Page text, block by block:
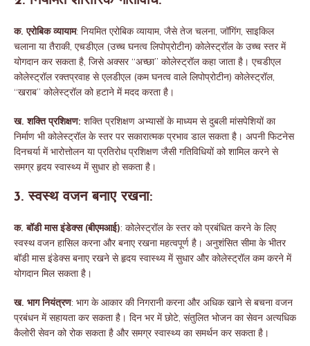
क. एरोबिक व्यायाम: नियमित एरोबिक व्यायाम, जैसे तेज चलना, जॉगिंग, साइकिल
चलाना या तैराकी, एचडीएल (उच्च घनत्व लिपोप्रोटीन) कोलेस्ट्रॉल के उच्च स्तर में
योगदान कर सकता है, जिसे अक्सर “अच्छा” कोलेस्ट्रॉल कहा जाता है। एचडीएल
कोलेस्ट्रॉल रक्तप्रवाह से एलडीएल (कम घनत्व वाले लिपोप्रोटीन) कोलेस्ट्रॉल,
“खराब” कोलेस्ट्रॉल को हटाने में मदद करता है।
ख. शक्ति प्रशिक्षण: शक्ति प्रशिक्षण अभ्यासों के माध्यम से दुबली मांसपेशियों का
निर्माण भी कोलेस्ट्रॉल के स्तर पर सकारात्मक प्रभाव डाल सकता है। अपनी फिटनेस
दिनचर्या में भारोत्तोलन या प्रतिरोध प्रशिक्षण जैसी गतिविधियों को शामिल करने से
समग्र हृदय स्वास्थ्य में सुधार हो सकता है।
3. स्वस्थ वजन बनाए रखना:
क. बॉडी मास इंडेक्स (बीएमआई): कोलेस्ट्रॉल के स्तर को प्रबंधित करने के लिए
स्वस्थ वजन हासिल करना और बनाए रखना महत्वपूर्ण है। अनुशंसित सीमा के भीतर
बॉडी मास इंडेक्स बनाए रखने से हृदय स्वास्थ्य में सुधार और कोलेस्ट्रॉल कम करने में
योगदान मिल सकता है।
ख. भाग नियंत्रण: भाग के आकार की निगरानी करना और अधिक खाने से बचना वजन
प्रबंधन में सहायता कर सकता है। दिन भर में छोटे, संतुलित भोजन का सेवन अत्यधिक
कैलोरी सेवन को रोक सकता है और समग्र स्वास्थ्य का समर्थन कर सकता है।